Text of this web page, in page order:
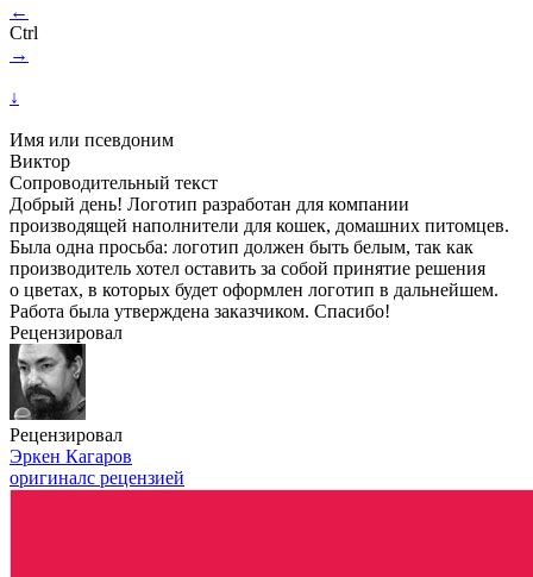
←
Ctrl
→
↓
Имя или псевдоним
Виктор
Сопроводительный текст
Добрый день! Логотип разработан для компании
производящей наполнители для кошек, домашних питомцев.
Была одна просьба: логотип должен быть белым, так как
производитель хотел оставить за собой принятие решения
о цветах, в которых будет оформлен логотип в дальнейшем.
Работа была утверждена заказчиком. Спасибо!
Рецензировал
Рецензировал
Эркен Кагаров
оригиналс рецензией